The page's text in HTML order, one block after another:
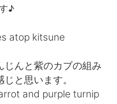
♪
atop kitsune
んと紫のカブの組み
と思います。
and purple turnip